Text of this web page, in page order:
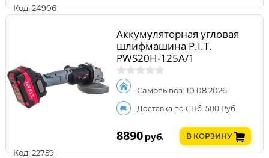
Код: 24906
Код: 22759
Аккумуляторная угловая
шлифмашина P.I.T.
PWS20H-125A/1
Самовывоз: 10.08.2026
Доставка по СПб: 500 Руб.
8890 руб. В КОРЗИНУ